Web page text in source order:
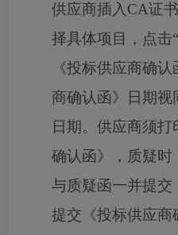
供应商插入 CA证
择具体项目，点击
《投标供应商确
商确认函》日期视
日期。供应商须
确认函》，质疑时
与质疑函一并提交
提交《投标供应商